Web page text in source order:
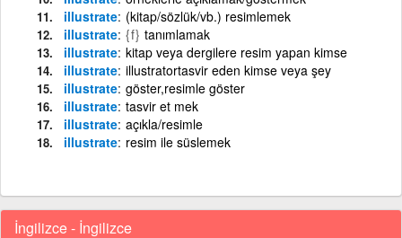
illustrate (kitap/sözlük/vb.) resimlemek
illustrate {f} tanımlamak
illustrate kitap veya dergilere resim yapan kimse
illustrate illustratortasvir eden kimse veya şey
illustrate göster,resimle göster
illustrate tasvir et mek
illustrate açıkla/resimle
illustrate resim ile süslemek
İngilizce - İngilizce